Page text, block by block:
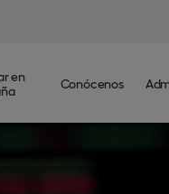
en
Conócenos